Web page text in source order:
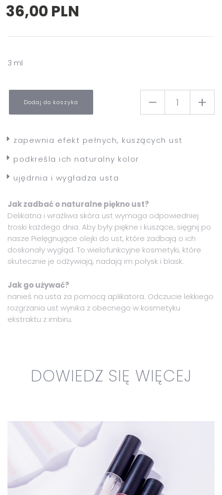
36,00 PLN
3 ml
Dodaj do koszyka
zapewnia efekt pełnych, kuszących ust
podkreśla ich naturalny kolor
ujędrnia i wygładza usta
Jak zadbać o naturalne piękno ust?
Delikatna i wrażliwa skóra ust wymaga odpowiedniej
troski każdego dnia. Aby były piękne i kuszące, sięgnij po
nasze Pielęgnujące olejki do ust, które zadbają o ich
doskonały wygląd. To wielofunkcyjne kosmetyki, które
skutecznie je odżywiają, nadają im połysk i blask.
Jak go używać?
nanieś na usta za pomocą aplikatora. Odczucie lekkiego
rozgrzania ust wynika z obecnego w kosmetyku
ekstraktu z imbiru.
DOWIEDZ SIĘ WIĘCEJ